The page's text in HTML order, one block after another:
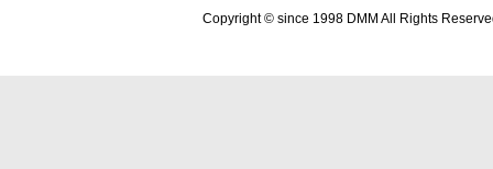
Copyright © since 1998 DMM All Rights